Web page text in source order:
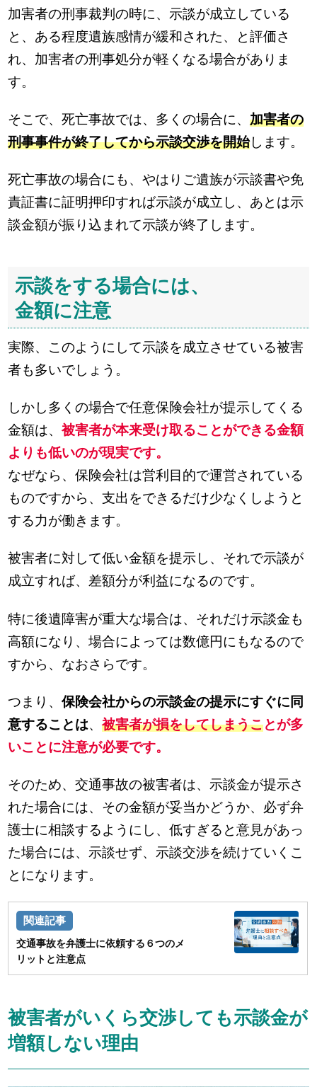
加害者の刑事裁判の時に、示談が成立している
と、ある程度遺族感情が緩和された、と評価さ
れ、加害者の刑事処分が軽くなる場合がありま
す。
そこで、死亡事故では、多くの場合に、加害者の
刑事事件が終了してから示談交渉を開始します。
死亡事故の場合にも、やはりご遺族が示談書や免
責証書に証明押印すれば示談が成立し、あとは示
談金額が振り込まれて示談が終了します。
示談をする場合には、
金額に注意
実際、このようにして示談を成立させている被害
者も多いでしょう。
しかし多くの場合で任意保険会社が提示してくる
金額は、被害者が本来受け取ることができる金額
よりも低いのが現実です。
なぜなら、保険会社は営利目的で運営されている
ものですから、支出をできるだけ少なくしようと
する力が働きます。
被害者に対して低い金額を提示し、それで示談が
成立すれば、差額分が利益になるのです。
特に後遺障害が重大な場合は、それだけ示談金も
高額になり、場合によっては数億円にもなるので
すから、なおさらです。
つまり、保険会社からの示談金の提示にすぐに同
意することは、被害者が損をしてしまうことが多
いことに注意が必要です。
そのため、交通事故の被害者は、示談金が提示さ
れた場合には、その金額が妥当かどうか、必ず弁
護士に相談するようにし、低すぎると意見があっ
た場合には、示談せず、示談交渉を続けていくこ
とになります。
交通事故を弁護士に依頼する６つのメ
リットと注意点
被害者がいくら交渉しても示談金が
増額しない理由